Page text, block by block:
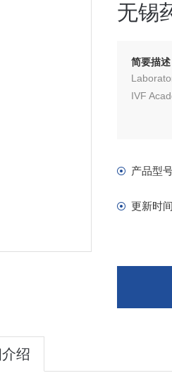
无锡
简要描述
IVF
产品型
更新时间
绍